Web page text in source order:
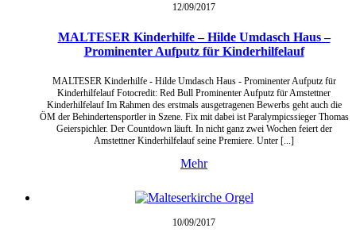
12/09/2017
MALTESER Kinderhilfe – Hilde Umdasch Haus –
Prominenter Aufputz für Kinderhilfelauf
MALTESER Kinderhilfe - Hilde Umdasch Haus - Prominenter Aufputz für
Kinderhilfelauf Fotocredit: Red Bull Prominenter Aufputz für Amstettner
Kinderhilfelauf Im Rahmen des erstmals ausgetragenen Bewerbs geht auch die
ÖM der Behindertensportler in Szene. Fix mit dabei ist Paralympicssieger Thomas
Geierspichler. Der Countdown läuft. In nicht ganz zwei Wochen feiert der
Amstettner Kinderhilfelauf seine Premiere. Unter [...]
Mehr
10/09/2017